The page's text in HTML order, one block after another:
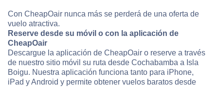
Con CheapOair nunca más se perderá de una oferta de
vuelo atractiva.
Reserve desde su móvil o con la aplicación de
CheapOair
Descargue la aplicación de CheapOair o reserve a través
de nuestro sitio móvil su ruta desde Cochabamba a Isla
Boigu. Nuestra aplicación funciona tanto para iPhone,
iPad y Android y permite obtener vuelos baratos desde